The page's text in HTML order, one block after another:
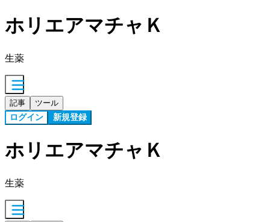
ホリエアマチャＫ
生薬
記事 ツール
ログイン 新規登録
ホリエアマチャＫ
生薬